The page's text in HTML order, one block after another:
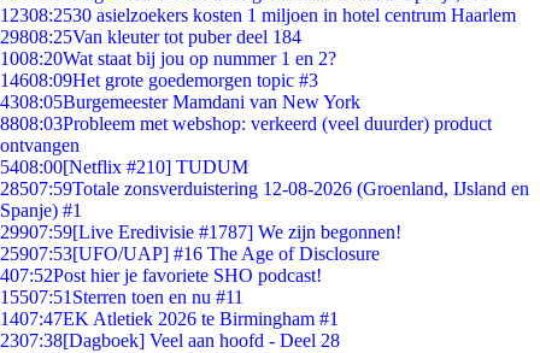
12308:2530 asielzoekers kosten 1 miljoen in hotel centrum Haarlem
29808:25Van kleuter tot puber deel 184
1008:20Wat staat bij jou op nummer 1 en 2?
14608:09Het grote goedemorgen topic #3
4308:05Burgemeester Mamdani van New York
8808:03Probleem met webshop: verkeerd (veel duurder) product
ontvangen
5408:00[Netflix #210] TUDUM
28507:59Totale zonsverduistering 12-08-2026 (Groenland, IJsland en
Spanje) #1
29907:59[Live Eredivisie #1787] We zijn begonnen!
25907:53[UFO/UAP] #16 The Age of Disclosure
407:52Post hier je favoriete SHO podcast!
15507:51 Sterren toen en nu #11
1407:47EK Atletiek 2026 te Birmingham #1
2307:38[Dagboek] Veel aan hoofd - Deel 28